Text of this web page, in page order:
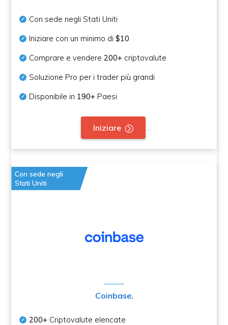
Con sede negli Stati Uniti
Iniziare con un minimo di$10
Comprare e vendere200+ criptovalute
Soluzione Pro per i trader più grandi
Disponibile in 190+ Paesi
Iniziare
Con sede negli
Stati Uniti
Coinbase.
200+ Criptovalute elencate